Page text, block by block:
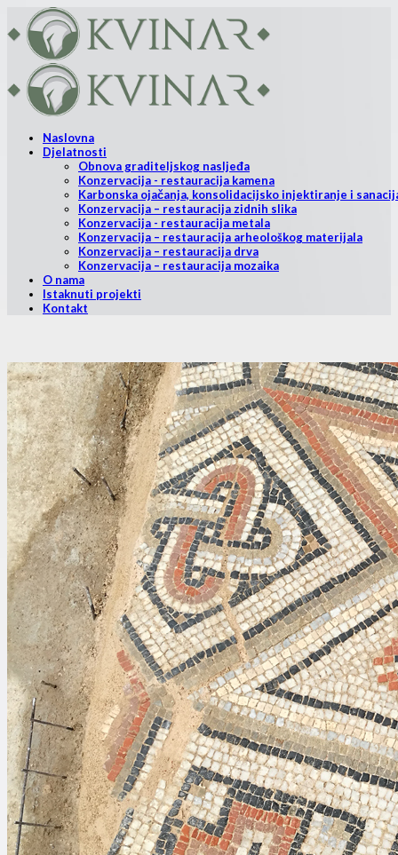
Naslovna
Djelatnosti
Obnova graditeljskog nasljeđa
Konzervacija - restauracija kamena
Karbonska ojačanja, konsolidacijsko injektiranje i
Konzervacija – restauracija zidnih slika
Konzervacija - restauracija metala
Konzervacija – restauracija arheološkog materijala
Konzervacija – restauracija drva
Konzervacija – restauracija mozaika
O nama
Istaknuti projekti
Kontakt